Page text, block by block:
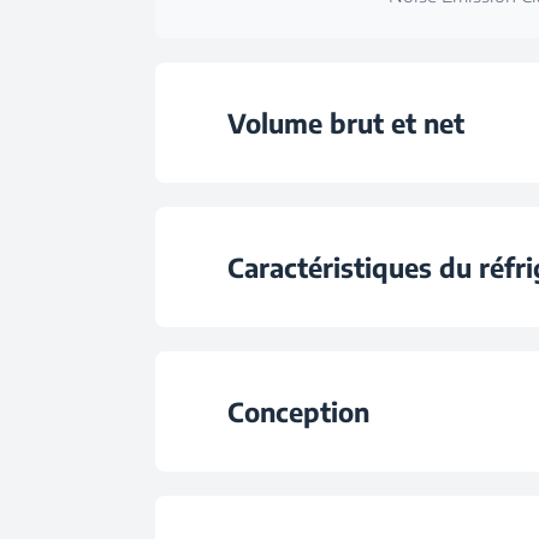
Volume brut et net
Caractéristiques du
Conception